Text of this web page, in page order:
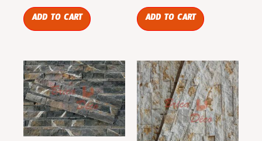
ADD TO CART ADD TO CART